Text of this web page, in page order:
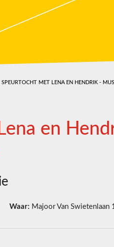
SPEURTOCHT MET LENA EN HENDRIK -
en
Waar: Majoor Van Swietenlaan